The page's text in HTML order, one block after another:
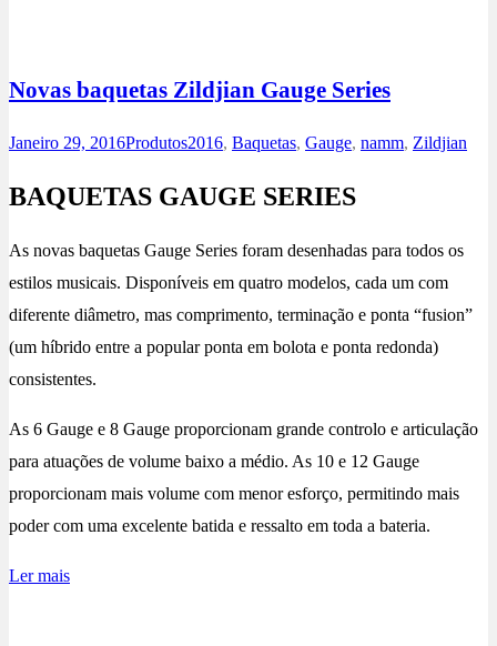
Novas baquetas Zildjian Gauge Series
Janeiro 29, 2016Produtos2016, Baquetas, Gauge, namm, Zildjian
BAQUETAS GAUGE SERIES
As novas baquetas Gauge Series foram desenhadas para todos os
estilos musicais. Disponíveis em quatro modelos, cada um com
diferente diâmetro, mas comprimento, terminação e ponta “fusion”
(um híbrido entre a popular ponta em bolota e ponta redonda)
consistentes.
As 6 Gauge e 8 Gauge proporcionam grande controlo e articulação
para atuações de volume baixo a médio. As 10 e 12 Gauge
proporcionam mais volume com menor esforço, permitindo mais
poder com uma excelente batida e ressalto em toda a bateria.
Ler mais